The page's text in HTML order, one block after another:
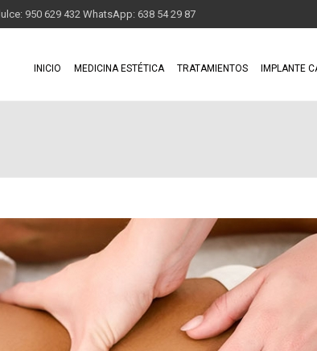
950 629 432 WhatsApp: 638 54 29 87
INICIO MEDICINA ESTÉTICA TRATAMIENTOS IMPLANTE